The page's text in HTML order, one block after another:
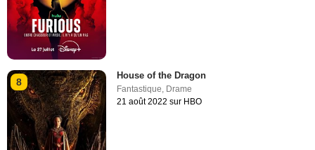
8
House of the Dragon
Fantastique Drame
21 août 2022 sur HBO